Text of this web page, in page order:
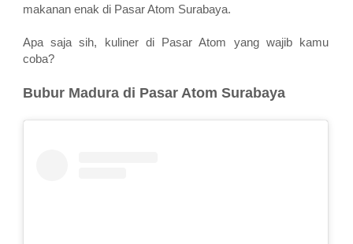
makanan enak di Pasar Atom Surabaya.
Apa saja sih, kuliner di Pasar Atom yang wajib kamu
coba?
Bubur Madura di Pasar Atom Surabaya